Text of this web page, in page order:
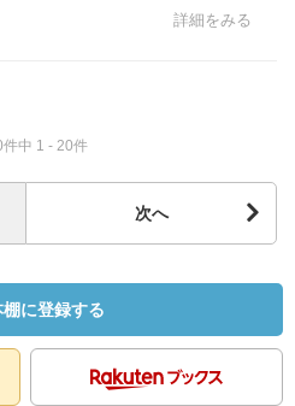
の彼女については触れず終了…
ド
クはかっこいい)(アンに一目惚
た感あって辟易したけど)
リティとの再構築・改心？し
ね」
あっさりさ……
のに、何故あのショーのタイ
詳細をみる
中 1 - 20件
次へ
棚に登録する